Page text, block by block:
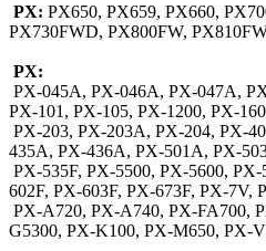
PX: PX650, PX659, PX660,
PX730FWD, PX800FW,
PX:
PX-045A, PX-046A, PX-047A,
PX-101, PX-105, PX-1200, PX-
PX-203, PX-203A, PX-204, PX-
435A, PX-436A, PX-501A, PX-
PX-535F, PX-5500, PX-5600,
602F, PX-603F, PX-673F, PX-7V,
PX-A720, PX-A740, PX-FA700,
G5300, PX-K100, PX-M650, PX-